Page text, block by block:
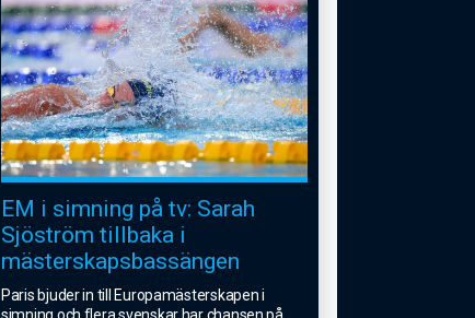
EM i simning på tv: Sarah
Sjöström tillbaka i
mästerskapsbassängen
Paris bjuder in till Europamästerskapen i
simning och flera svenskar har chansen på